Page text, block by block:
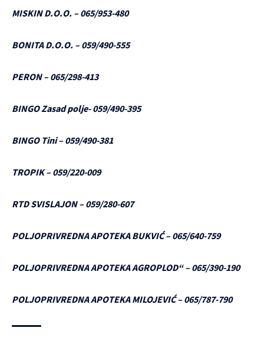
MISKIN D.O.O. – 065/953-480
BONITA D.O.O. – 059/490-555
PERON – 065/298-413
BINGO Zasad polje- 059/490-395
BINGO Tini – 059/490-381
TROPIK – 059/220-009
RTD SVISLAJON – 059/280-607
POLJOPRIVREDNA APOTEKA BUKVIĆ – 065/640-759
POLJOPRIVREDNA APOTEKA AGROPLOD“ – 065/390-190
POLJOPRIVREDNA APOTEKA MILOJEVIĆ – 065/787-790